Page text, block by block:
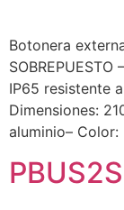
Botonera
SOBREPUESTO
IP65 resistente
Dimensiones:
aluminio–